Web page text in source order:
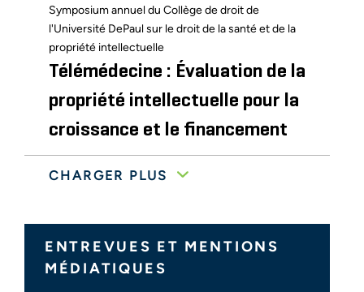
Symposium annuel du Collège de droit de
l'Université DePaul sur le droit de la santé et de la
propriété intellectuelle
Télémédecine : Évaluation de la
propriété intellectuelle pour la
croissance et le financement
Réunion hivernale de l'association américaine du
Utilisation/utilisation abusive
du prix d'achat d'un brevet
dans l'analyse des dommages
CHARGER PLUS
ENTREVUES ET MENTIONS
MÉDIATIQUES